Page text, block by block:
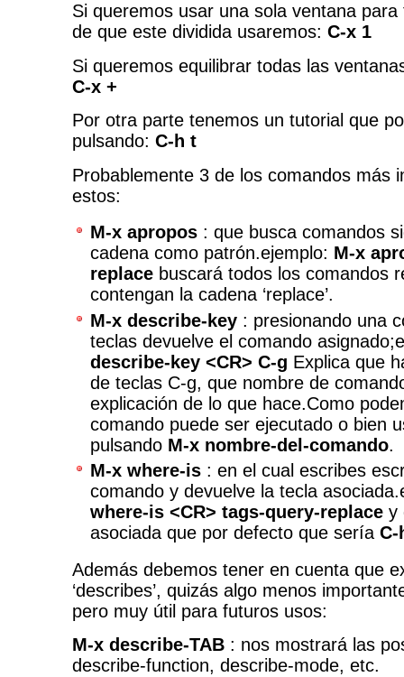
Si queremos usar una sola ventana
de que este dividida usaremos: C-x 1
Si queremos equilibrar todas las
C-x +
Por otra parte tenemos un tutorial que
pulsando: C-h t
Probablemente 3 de los comandos más
estos:
M-x apropos : que busca comandos
cadena como patrón.ejemplo: M-x
replace buscará todos los comandos
contengan la cadena ‘replace’.
M-x describe-key : presionando una
teclas devuelve el comando
describe-key <CR> C-g Explica que
de teclas C-g, que nombre de
explicación de lo que hace.Como
comando puede ser ejecutado o bien
pulsando M-x nombre-del-comando.
M-x where-is : en el cual escribes
comando y devuelve la tecla
where-is <CR> tags-query-replace y
asociada que por defecto que sería C-
Además debemos tener en cuenta que
‘describes’, quizás algo menos
pero muy útil para futuros usos:
M-x describe-TAB : nos mostrará las
describe-function, describe-mode, etc.